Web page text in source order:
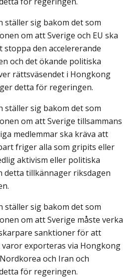
ställer sig bakom det som
om att Sverige och EU ska
den accelererande
och det ökande politiska
rättsväsendet i Hongkong
detta för regeringen.
ställer sig bakom det som
om att Sverige tillsammans
medlemmar ska kräva att
friger alla som gripits eller
aktivism eller politiska
detta tillkännager riksdagen
ställer sig bakom det som
om att Sverige måste verka
sanktioner för att
exporteras via Hongkong
och Iran och
för regeringen.